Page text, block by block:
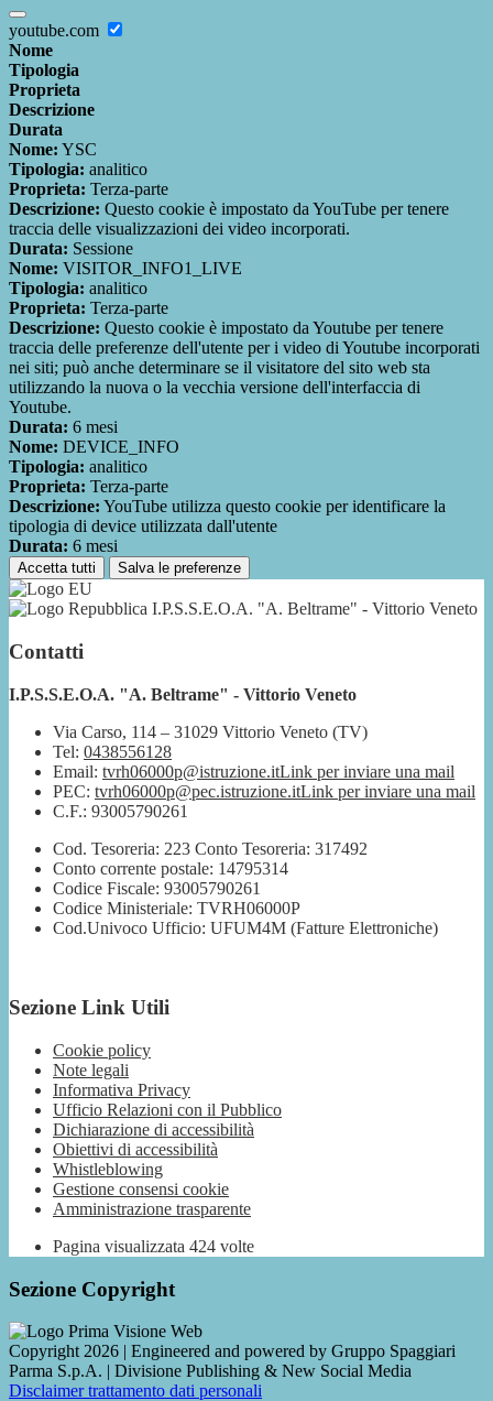
youtube.com
Nome
Tipologia
Proprieta
Descrizione
Durata
Nome: YSC
Tipologia: analitico
Proprieta: Terza-parte
Descrizione: Questo cookie è impostato da YouTube per tenere
traccia delle visualizzazioni dei video incorporati.
Durata: Sessione
Nome: VISITOR_INFO1_LIVE
Tipologia: analitico
Proprieta: Terza-parte
Descrizione: Questo cookie è impostato da Youtube per tenere
traccia delle preferenze dell'utente per i video di Youtube incorporati
nei siti; può anche determinare se il visitatore del sito web sta
utilizzando la nuova o la vecchia versione dell'interfaccia di
Youtube.
Durata: 6 mesi
Nome: DEVICE_INFO
Tipologia: analitico
Proprieta: Terza-parte
Descrizione: YouTube utilizza questo cookie per identificare la
tipologia di device utilizzata dall'utente
Durata: 6 mesi
Accetta tutti Salva le preferenze
I.P.S.S.E.O.A. "A. Beltrame" - Vittorio Veneto
Contatti
I.P.S.S.E.O.A. "A. Beltrame" - Vittorio Veneto
Via Carso, 114 – 31029 Vittorio Veneto (TV)
Tel: 0438556128
Email: tvrh06000p@istruzione.itLink per inviare una mail
PEC: tvrh06000p@pec.istruzione.itLink per inviare una mail
C.F.: 93005790261
Cod. Tesoreria: 223 Conto Tesoreria: 317492
Conto corrente postale: 14795314
Codice Fiscale: 93005790261
Codice Ministeriale: TVRH06000P
Cod.Univoco Ufficio: UFUM4M (Fatture Elettroniche)
Sezione Link Utili
Cookie policy
Note legali
Informativa Privacy
Ufficio Relazioni con il Pubblico
Dichiarazione di accessibilità
Obiettivi di accessibilità
Whistleblowing
Gestione consensi cookie
Amministrazione trasparente
Pagina visualizzata 424 volte
Sezione Copyright
Copyright 2026 | Engineered and powered by Gruppo Spaggiari
Parma S.p.A. | Divisione Publishing & New Social Media
Disclaimer trattamento dati personali